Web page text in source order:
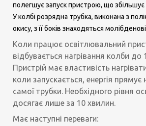
полегшує запуск пристрою, що збільшує
У колбі розрядна трубка, виконана з
окису, з її боків знаходяться
Коли працює освітлювальний
відбувається нагрівання колби до
Пристрій має властивість
коли запускається, енергія прямує
самої трубки. Необхідного рівня
досягає лише за 10 хвилин.
Має наступні переваги: